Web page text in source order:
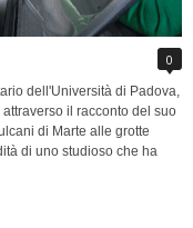
0
dell'Università di Padova,
il racconto del suo
di Marte alle grotte
di uno studioso che ha